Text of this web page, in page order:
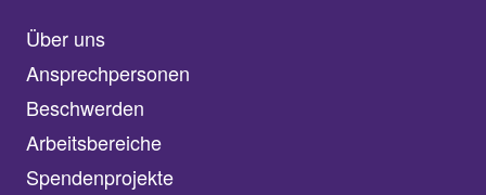
Über uns
Ansprechpersonen
Beschwerden
Arbeitsbereiche
Spendenprojekte